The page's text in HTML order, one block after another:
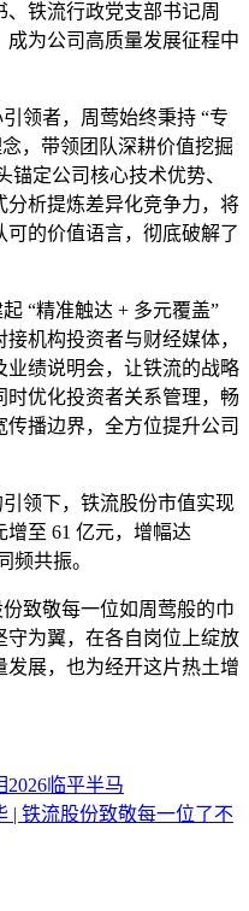
铁流行政党支部书记周
为公司高质量发展征程中
领者，周莺始终秉持 “专
，带领团队深耕价值挖掘
锚定公司核心技术优势、
析提炼差异化竞争力，将
的价值语言，彻底破解了
“精准触达 + 多元覆盖”
机构投资者与财经媒体，
业绩说明会，让铁流的战略
优化投资者关系管理，畅
播边界，全方位提升公司
领下，铁流股份市值实现
增至 61 亿元，增幅达
频共振。
致敬每一位如周莺般的巾
守为翼，在各自岗位上绽放
展，也为经开这片热土增
2026临平半马
| 铁流股份致敬每一位了不